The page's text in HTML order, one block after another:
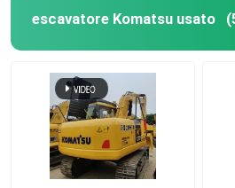
escavatore Komatsu usato